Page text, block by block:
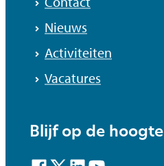
Nieuws
Activiteiten
Vacatures
Blijf op de hoogte